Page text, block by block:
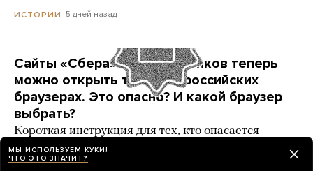
ИСТОРИИ 5 дней назад
Сайты «Сбера» и других банков теперь
можно открыть только в российских
браузерах. Это опасно? И какой браузер
выбрать?
Короткая инструкция для тех, кто опасается
переходить на продукты «Яндекса» и VK
МЫ ИСПОЛЬЗУЕМ КУКИ!
ЧТО ЭТО ЗНАЧИТ?